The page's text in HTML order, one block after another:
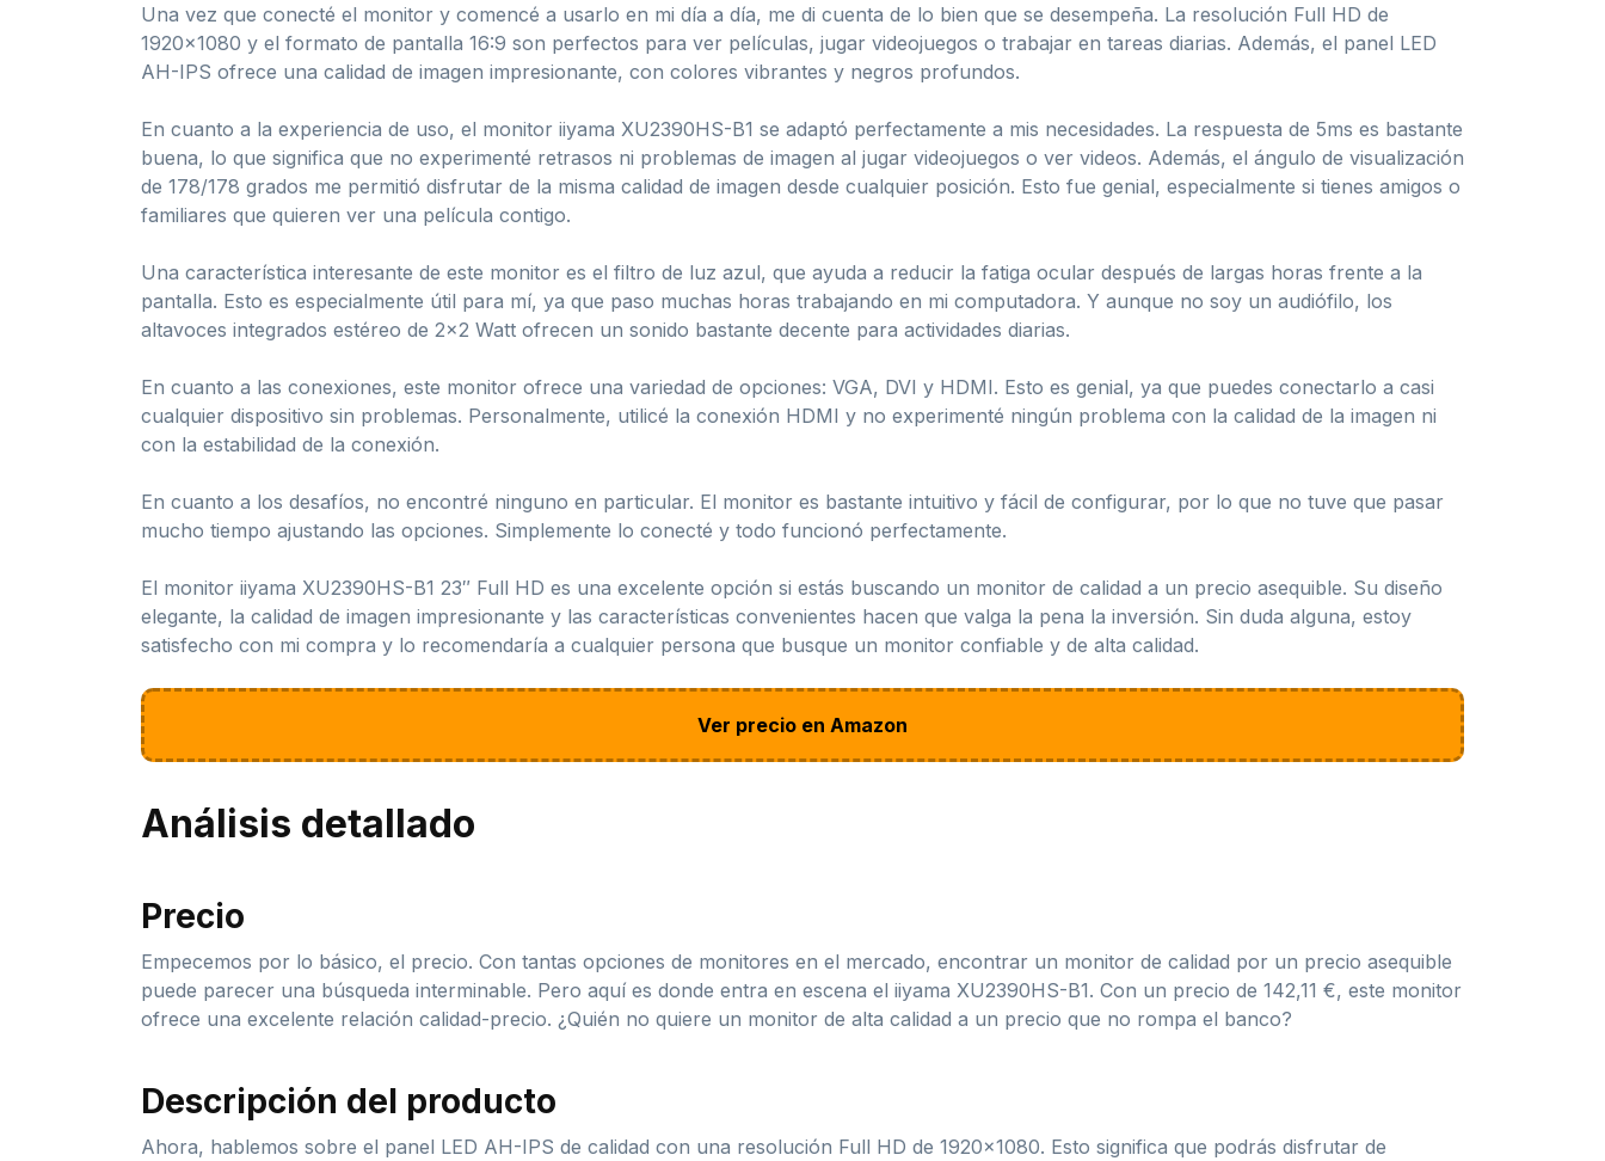
Una vez que conecté el monitor y comencé a usarlo en mi día a día, me di cuenta de lo bien que se desempeña. La resolución Full HD de
1920×1080 y el formato de pantalla 16:9 son perfectos para ver películas, jugar videojuegos o trabajar en tareas diarias. Además, el panel LED
AH-IPS ofrece una calidad de imagen impresionante, con colores vibrantes y negros profundos.
En cuanto a la experiencia de uso, el monitor iiyama XU2390HS-B1 se adaptó perfectamente a mis necesidades. La respuesta de 5ms es bastante
buena, lo que significa que no experimenté retrasos ni problemas de imagen al jugar videojuegos o ver videos. Además, el ángulo de visualización
de 178/178 grados me permitió disfrutar de la misma calidad de imagen desde cualquier posición. Esto fue genial, especialmente si tienes amigos o
familiares que quieren ver una película contigo.
Una característica interesante de este monitor es el filtro de luz azul, que ayuda a reducir la fatiga ocular después de largas horas frente a la
pantalla. Esto es especialmente útil para mí, ya que paso muchas horas trabajando en mi computadora. Y aunque no soy un audiófilo, los
altavoces integrados estéreo de 2×2 Watt ofrecen un sonido bastante decente para actividades diarias.
En cuanto a las conexiones, este monitor ofrece una variedad de opciones: VGA, DVI y HDMI. Esto es genial, ya que puedes conectarlo a casi
cualquier dispositivo sin problemas. Personalmente, utilicé la conexión HDMI y no experimenté ningún problema con la calidad de la imagen ni
con la estabilidad de la conexión.
En cuanto a los desafíos, no encontré ninguno en particular. El monitor es bastante intuitivo y fácil de configurar, por lo que no tuve que pasar
mucho tiempo ajustando las opciones. Simplemente lo conecté y todo funcionó perfectamente.
El monitor iiyama XU2390HS-B1 23″ Full HD es una excelente opción si estás buscando un monitor de calidad a un precio asequible. Su diseño
elegante, la calidad de imagen impresionante y las características convenientes hacen que valga la pena la inversión. Sin duda alguna, estoy
satisfecho con mi compra y lo recomendaría a cualquier persona que busque un monitor confiable y de alta calidad.
Ver precio en Amazon
Análisis detallado
Precio
Empecemos por lo básico, el precio. Con tantas opciones de monitores en el mercado, encontrar un monitor de calidad por un precio asequible
puede parecer una búsqueda interminable. Pero aquí es donde entra en escena el iiyama XU2390HS-B1. Con un precio de 142,11 €, este monitor
ofrece una excelente relación calidad-precio. ¿Quién no quiere un monitor de alta calidad a un precio que no rompa el banco?
Descripción del producto
Ahora, hablemos sobre el panel LED AH-IPS de calidad con una resolución Full HD de 1920×1080. Esto significa que podrás disfrutar de